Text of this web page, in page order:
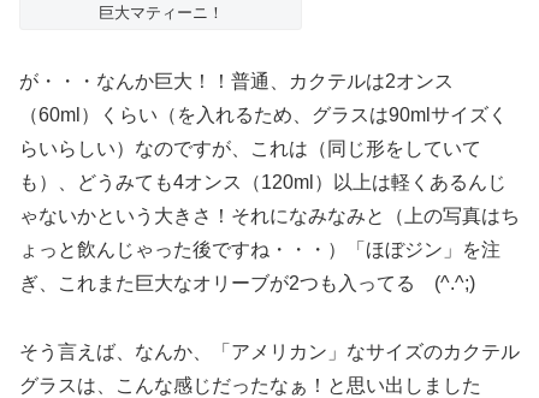
巨大マティーニ！
が・・・なんか巨大！！普通、カクテルは2オンス
（60ml）くらい（を入れるため、グラスは90mlサイズく
らいらしい）なのですが、これは（同じ形をしていて
も）、どうみても4オンス（120ml）以上は軽くあるんじ
ゃないかという大きさ！それになみなみと（上の写真はち
ょっと飲んじゃった後ですね・・・）「ほぼジン」を注
ぎ、これまた巨大なオリーブが2つも入ってる (^.^;)
そう言えば、なんか、「アメリカン」なサイズのカクテル
グラスは、こんな感じだったなぁ！と思い出しました